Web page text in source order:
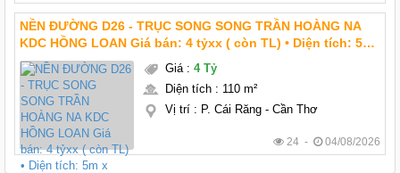
NỀN ĐƯỜNG D26 - TRỤC SONG SONG TRẦN HOÀNG NA
KDC HỒNG LOAN Giá bán: 4 tỷxx ( còn TL) • Diện tích: 5m
x 22m = 110m2 • Hướng: Tây Nam • Lộ giới : 20m
Giá: 4 Tỷ
Diện tích: 110 m²
Vị trí: P. Cái Răng - Cần Thơ
24 - 04/08/2026